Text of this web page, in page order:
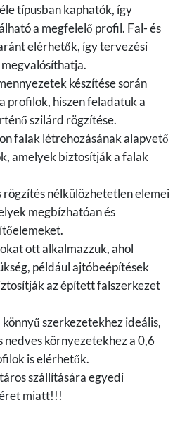
típusban kaphatók, így
a megfelelő profil. Fal- és
elérhetők, így tervezési
készítése során
profilok, hiszen feladatuk a
szilárd rögzítése.
falak létrehozásának alapvető
amelyek biztosítják a falak
nélkülözhetetlen elemei
megbízhatóan és
ott alkalmazzuk, ahol
például ajtóbeépítések
az épített falszerkezet
szerkezetekhez ideális,
nedves környezetekhez a 0,6
is elérhetők.
szállítására egyedi
miatt!!!